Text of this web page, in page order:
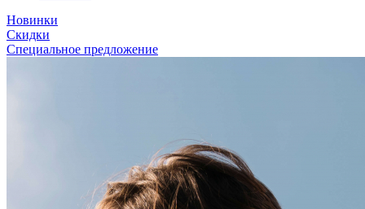
Новинки
Скидки
Специальное предложение